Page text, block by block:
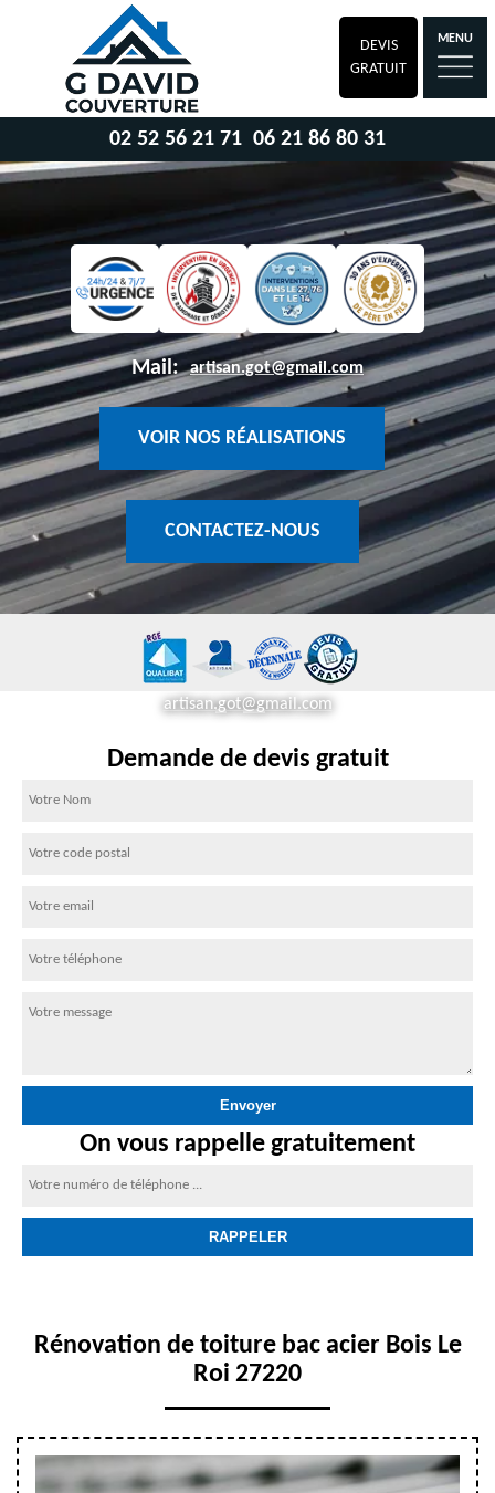
DEVIS
GRATUIT
MENU
02 52 56 21 71 06 21 86 80 31
Mail: artisan.got@gmail.com
VOIR NOS RÉALISATIONS
CONTACTEZ-NOUS
artisan.got@gmail.com
Demande de devis gratuit
On vous rappelle gratuitement
Rénovation de toiture bac acier Bois Le
Roi 27220